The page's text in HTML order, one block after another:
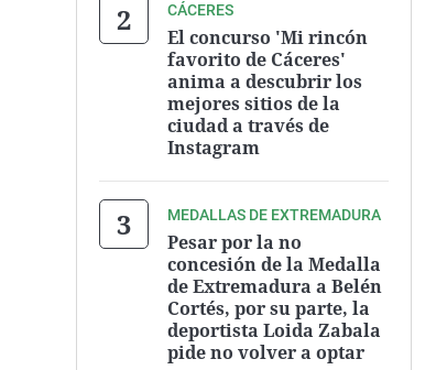
CÁCERES
El concurso 'Mi rincón
favorito de Cáceres'
anima a descubrir los
mejores sitios de la
ciudad a través de
Instagram
MEDALLAS DE EXTREMADURA
Pesar por la no
concesión de la Medalla
de Extremadura a Belén
Cortés, por su parte, la
deportista Loida Zabala
pide no volver a optar